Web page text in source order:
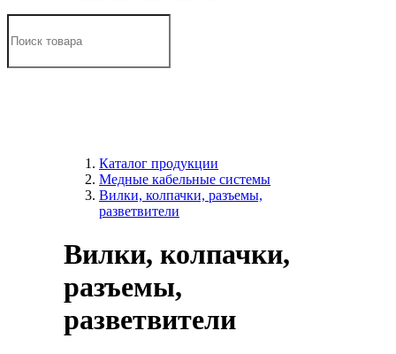
Каталог продукции
Медные кабельные системы
Вилки, колпачки, разъемы,
разветвители
Вилки, колпачки,
разъемы,
разветвители